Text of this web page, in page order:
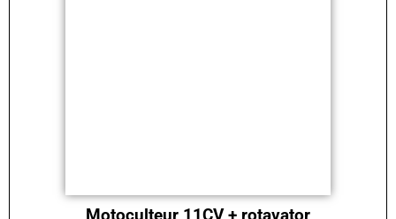
Motoculteur 11CV + rotavator